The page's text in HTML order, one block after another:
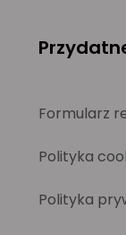
Formularz
Polityka
Polityka